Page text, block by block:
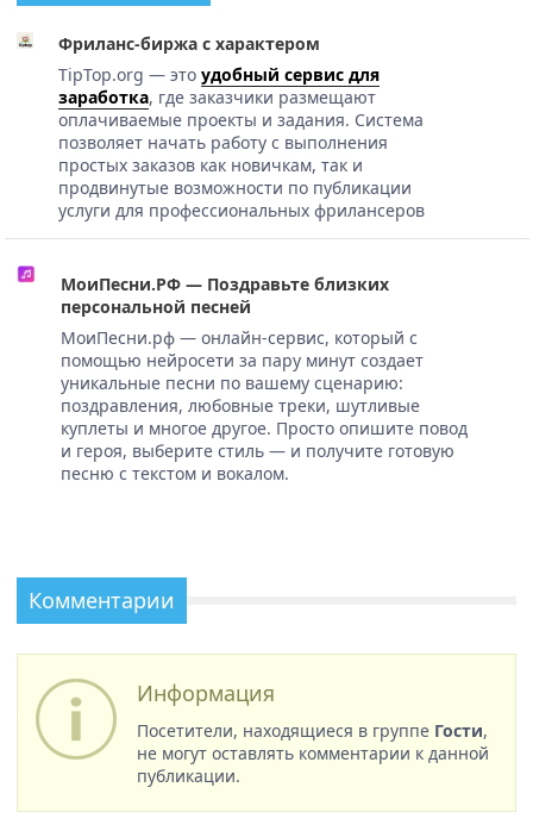
Фриланс-биржа с характером
TipTop.org — это удобный сервис для
заработка, где заказчики размещают
оплачиваемые проекты и задания. Система
позволяет начать работу с выполнения
простых заказов как новичкам, так и
продвинутые возможности по публикации
услуги для профессиональных фрилансеров
МоиПесни.РФ — Поздравьте близких
персональной песней
МоиПесни.рф — онлайн-сервис, который с
помощью нейросети за пару минут создает
уникальные песни по вашему сценарию:
поздравления, любовные треки, шутливые
куплеты и многое другое. Просто опишите повод
и героя, выберите стиль — и получите готовую
песню с текстом и вокалом.
Комментарии
Информация
Посетители, находящиеся в группе Гости,
не могут оставлять комментарии к данной
публикации.